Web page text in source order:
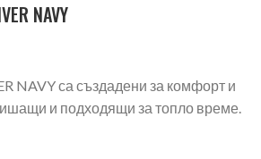
NAVY
NAVY са създадени за комфорт и
и подходящи за топло време.